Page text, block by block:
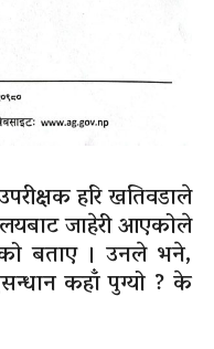
हरि खतिवडाले
जाहेरी आएकोले
बताए । उनले भने,
कहाँ पुग्यो ? के